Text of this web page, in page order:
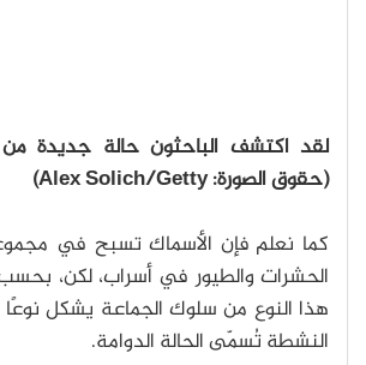
لقد اكتشف الباحثون حالة جديدة من
(حقوق الصورة: Alex Solich/Getty)
كما نعلم فإن الأسماك تسبح في
الحشرات والطيور في أسراب، لكن،
هذا النوع من سلوك الجماعة يشكل نوعًا
النشطة تُسمّى الحالة الدوامة.